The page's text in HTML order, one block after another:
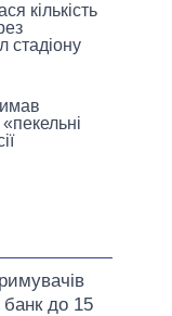
кількість
стадіону
до 15